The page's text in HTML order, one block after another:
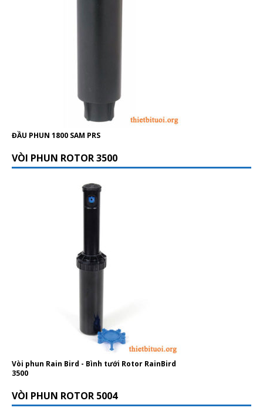
ĐẦU PHUN 1800 SAM PRS
VÒI PHUN ROTOR 3500
Vòi phun Rain Bird - Bình tưới Rotor RainBird
3500
VÒI PHUN ROTOR 5004